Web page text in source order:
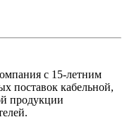
с 15-летним
поставок кабельной,
продукции